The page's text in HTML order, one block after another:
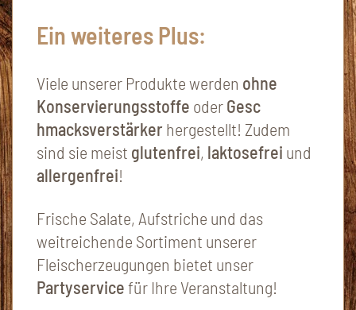
Ein weiteres Plus:
Viele unserer Produkte werden ohne
Konservierungsstoffe oderGesc
hmacksverstärker hergestellt! Zudem
sind sie meist glutenfrei, laktosefrei und
allergenfrei!
Frische Salate, Aufstriche und das
weitreichende Sortiment unserer
Fleischerzeugungen bietet unser
Partyservicefür Ihre Veranstaltung!